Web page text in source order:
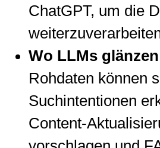
ChatGPT, um die
Wo LLMs glänzen
Rohdaten können
Suchintentionen
Content-